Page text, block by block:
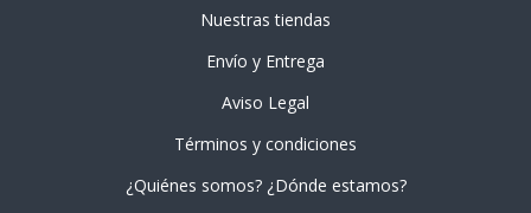
Nuestras tiendas
Envío y Entrega
Aviso Legal
Términos y condiciones
¿Quiénes somos? ¿Dónde estamos?